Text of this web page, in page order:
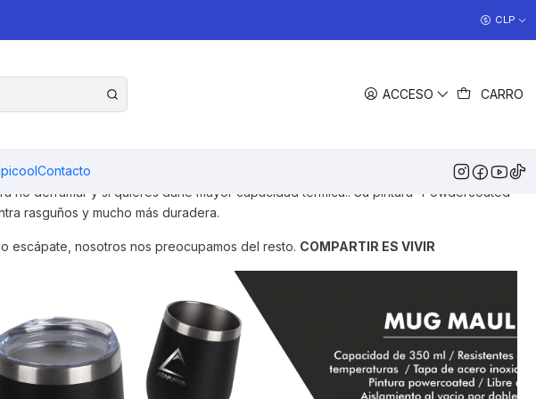
ACCESO CARRO
Contacto
CLP
al aire libre, camping, juntas con familiares y amigos. Viene incluido con tapa, esta es
no derramar y si quieres darle mayor capacidad térmica.. Su pintura “Powdercoated”
rasguños y mucho más duradera.
escápate, nosotros nos preocupamos del resto. COMPARTIR ES VIVIR